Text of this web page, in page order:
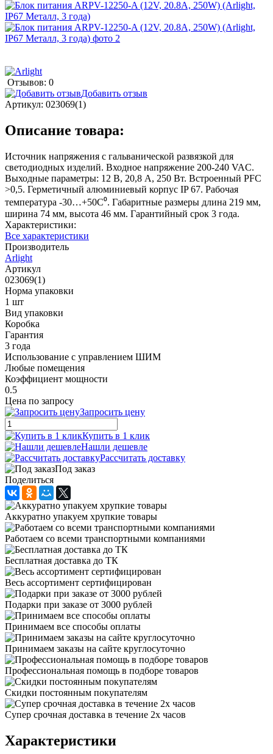
Отзывов: 0
Добавить отзыв
Артикул: 023069(1)
Описание товара:
Источник напряжения с гальванической развязкой для
светодиодных изделий. Входное напряжение 200-240 VAC.
Выходные параметры: 12 В, 20,8 А, 250 Вт. Встроенный PFC
>0,5. Герметичный алюминиевый корпус IP 67. Рабочая
температура -30…+50C⁰. Габаритные размеры длина 219 мм,
ширина 74 мм, высота 46 мм. Гарантийный срок 3 года.
Характеристики:
Все характеристики
Производитель
Arlight
Артикул
023069(1)
Норма упаковки
1 шт
Вид упаковки
Коробка
Гарантия
3 года
Использование с управлением ШИМ
Любые помещения
Коэффициент мощности
0.5
Цена по запросу
Запросить цену
Купить в 1 клик
Нашли дешевле
Рассчитать доставку
Под заказ
Поделиться
Аккуратно упакуем хрупкие товары
Работаем со всеми транспортными компаниями
Бесплатная доставка до ТК
Весь ассортимент сертифицирован
Подарки при заказе от 3000 рублей
Принимаем все способы оплаты
Принимаем заказы на сайте круглосуточно
Профессиональная помощь в подборе товаров
Скидки постоянным покупателям
Супер срочная доставка в течение 2х часов
Характеристики